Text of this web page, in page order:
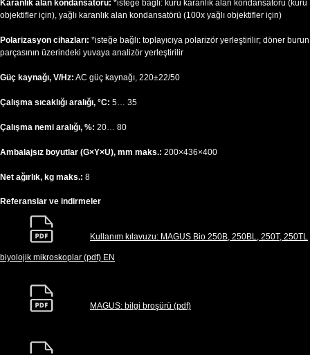
Karanlık alan kondansatörü: *isteğe bağlı: kuru karanlık alan kondansatörü (kuru
objektifler için), yağlı karanlık alan kondansatörü (100x yağlı objektifler için)
Polarizasyon cihazları: *isteğe bağlı: toplayıcıya polarizör yerleştirilir; döner burun
parçasının üzerindeki yuvaya analizör yerleştirilir
Güç kaynağı, V/Hz: AC güç kaynağı, 220±22/50
Çalışma sıcaklığı aralığı, °C: 5… 35
Çalışma nemi aralığı, %: 20… 80
Ambalajsız boyutlar (G×Y×U), mm maks.: 200×436×400
Net ağırlık, kg maks.: 8
Referanslar ve indirmeler
Kullanım kılavuzu: MAGUS Bio 250B, 250BL, 250T, 250TL
biyolojik mikroskoplar (pdf) EN
MAGUS: bilgi broşürü (pdf)